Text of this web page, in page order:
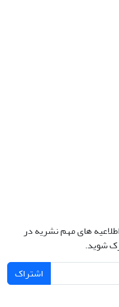
های مهم نشریه در
شوید.
اشتراک